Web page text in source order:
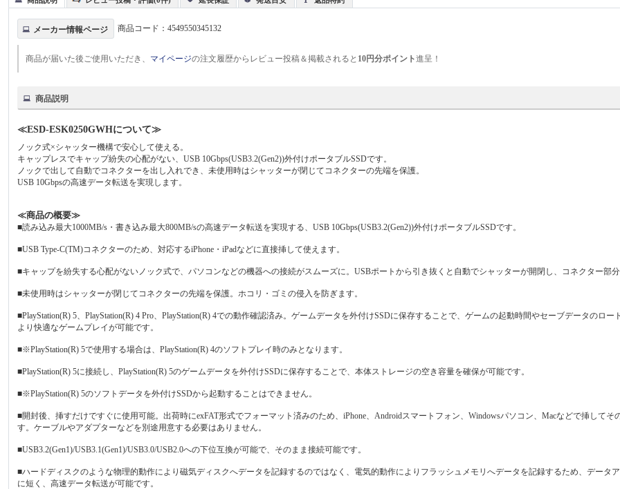
メーカー情報ページ 商品コード：4549550345132
商品が届いた後ご使用いただき、 マイページの注文履歴からレビュー投稿＆掲載されると 10円分ポイント進呈！
商品説明
≪ESD-ESK0250GWHについて≫
ノック式×シャッター機構で安心して使える。
キャップレスでキャップ紛失の心配がない、USB 10Gbps(USB3.2(Gen2))外付けポータブルSSDです。
ノックで出して自動でコネクターを出し入れでき、未使用時はシャッターが閉じてコネクターの先端を保護。
USB 10Gbpsの高速データ転送を実現します。
≪商品の概要≫
■読み込み最大1000MB/s・書き込み最大800MB/sの高速データ転送を実現する、USB 10Gbps(USB3.2(Gen2))外付けポータブルSSDです。
■USB Type-C(TM)コネクターのため、対応するiPhone・iPadなどに直接挿して使えます。
■キャップを紛失する心配がないノック式で、パソコンなどの機器への接続がスムーズに。USBポートから引き抜くと自動でシャッターが開閉し、コネクター部分
■未使用時はシャッターが閉じてコネクターの先端を保護。ホコリ・ゴミの侵入を防ぎます。
■PlayStation(R) 5、PlayStation(R) 4 Pro、PlayStation(R) 4での動作確認済み。ゲームデータを外付けSSDに保存することで、ゲームの起動時間やセーブデータのロー
より快適なゲームプレイが可能です。
■※PlayStation(R) 5で使用する場合は、PlayStation(R) 4のソフトプレイ時のみとなります。
■PlayStation(R) 5に接続し、PlayStation(R) 5のゲームデータを外付けSSDに保存することで、本体ストレージの空き容量を確保が可能です。
■※PlayStation(R) 5のソフトデータを外付けSSDから起動することはできません。
■開封後、挿すだけですぐに使用可能。出荷時にexFAT形式でフォーマット済みのため、iPhone、Androidスマートフォン、Windowsパソコン、Macなどで挿してそ
す。ケーブルやアダプターなどを別途用意する必要はありません。
■USB3.2(Gen1)/USB3.1(Gen1)/USB3.0/USB2.0への下位互換が可能で、そのまま接続可能です。
■ハードディスクのような物理的動作により磁気ディスクへデータを記録するのではなく、電気的動作によりフラッシュメモリへデータを記録するため、データ
に短く、高速データ転送が可能です。